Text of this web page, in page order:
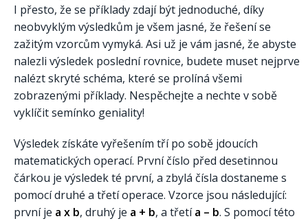
I přesto, že se příklady zdají být jednoduché, díky
neobvyklým výsledkům je všem jasné, že řešení se
zažitým vzorcům vymyká. Asi už je vám jasné, že abyste
nalezli výsledek poslední rovnice, budete muset nejprve
nalézt skryté schéma, které se prolíná všemi
zobrazenými příklady. Nespěchejte a nechte v sobě
vyklíčit semínko geniality!
Výsledek získáte vyřešením tří po sobě jdoucích
matematických operací. První číslo před desetinnou
čárkou je výsledek té první, a zbylá čísla dostaneme s
pomocí druhé a třetí operace. Vzorce jsou následující:
první je a x b, druhý je a + b, a třetía – b. S pomocí této